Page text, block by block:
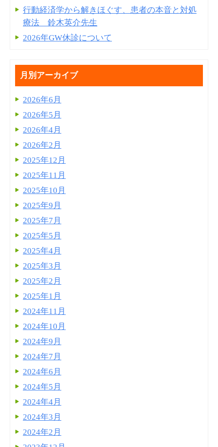
行動経済学から解きほぐす、患者の本音と対処
療法 鈴木英介先生
2026年GW休診について
月別アーカイブ
2026年6月
2026年5月
2026年4月
2026年2月
2025年12月
2025年11月
2025年10月
2025年9月
2025年7月
2025年5月
2025年4月
2025年3月
2025年2月
2025年1月
2024年11月
2024年10月
2024年9月
2024年7月
2024年6月
2024年5月
2024年4月
2024年3月
2024年2月